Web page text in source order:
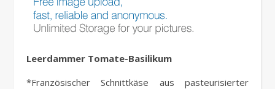
Leerdammer Tomate-Basilikum
*Französischer Schnittkäse aus pasteurisierter